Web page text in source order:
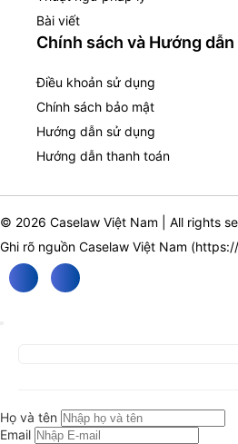
Bài viết
Chính sách và Hướng dẫn
Điều khoản sử dụng
Chính sách bảo mật
Hướng dẫn sử dụng
Hướng dẫn thanh toán
© 2026 Caselaw Việt Nam | All rights
Ghi rõ nguồn Caselaw Việt Nam (
Họ và tên
Email